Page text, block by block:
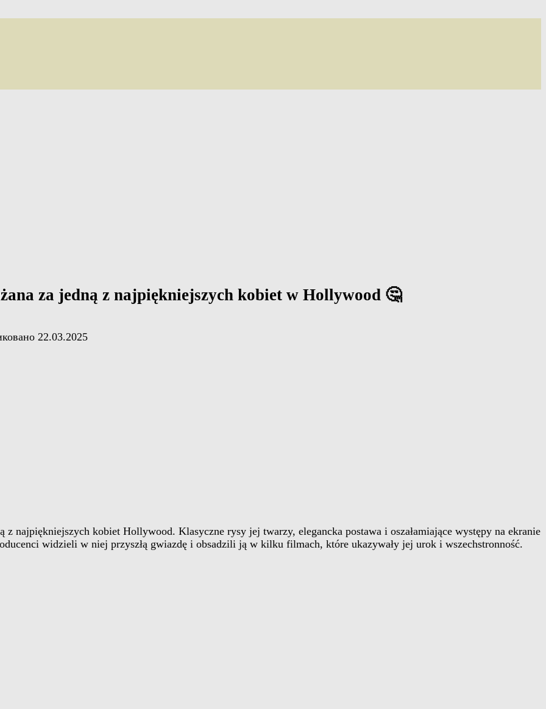
za jedną z najpiękniejszych kobiet w Hollywood 🤔
22.03.2025
z najpiękniejszych kobiet Hollywood. Klasyczne rysy jej twarzy, elegancka postawa i oszałamiające występy na ekranie
widzieli w niej przyszłą gwiazdę i obsadzili ją w kilku filmach, które ukazywały jej urok i wszechstronność.